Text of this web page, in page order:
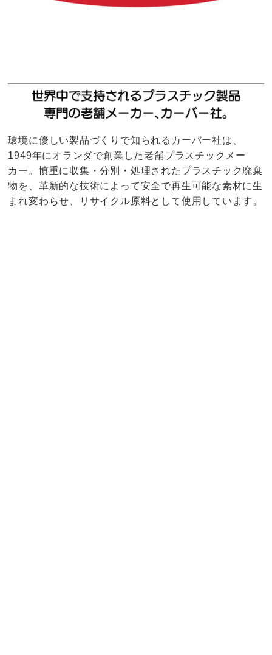
環境に優しい製品づくりで知られるカーバー社は、
1949年にオランダで創業した老舗プラスチックメー
カー。慎重に収集・分別・処理されたプラスチック廃棄
物を、革新的な技術によって安全で再生可能な素材に生
まれ変わらせ、リサイクル原料として使用しています。